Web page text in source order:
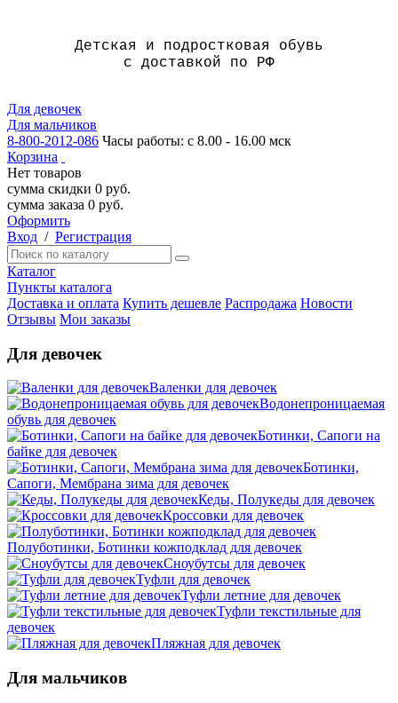
Детская и подростковая обувь
с доставкой по РФ
Для девочек
Для мальчиков
8-800-2012-086 Часы работы: с 8.00 - 16.00 мск
Корзина
Нет товаров
сумма скидки 0 руб.
сумма заказа 0 руб.
Оформить
Вход / Регистрация
Каталог
Пункты каталога
Доставка и оплата Купить дешевле Распродажа Новости
Отзывы Мои заказы
Для девочек
Валенки для девочек
Водонепроницаемая
обувь для девочек
Ботинки, Сапоги на
байке для девочек
Ботинки,
Сапоги, Мембрана зима для девочек
Кеды, Полукеды для девочек
Кроссовки для девочек
Полуботинки, Ботинки кожподклад для девочек
Сноубутсы для девочек
Туфли для девочек
Туфли летние для девочек
Туфли текстильные для
девочек
Пляжная для девочек
Для мальчиков